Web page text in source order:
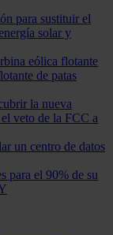
para sustituir el
solar y
eólica flotante
de patas
la nueva
veto de la FCC a
un centro de datos
para el 90% de su